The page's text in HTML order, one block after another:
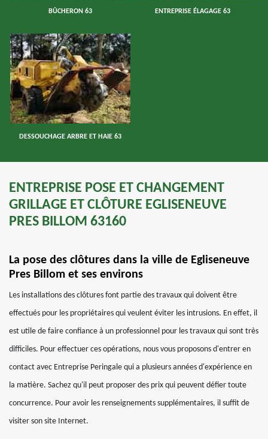
BÛCHERON 63 ENTREPRISE ÉLAGAGE 63
DESSOUCHAGE ARBRE ET HAIE 63
ENTREPRISE POSE ET CHANGEMENT
GRILLAGE ET CLÔTURE EGLISENEUVE
PRES BILLOM 63160
La pose des clôtures dans la ville de Egliseneuve
Pres Billom et ses environs
Les installations des clôtures font partie des travaux qui doivent être
effectués pour les propriétaires qui veulent éviter les intrusions. En effet, il
est utile de faire confiance à un professionnel pour les travaux qui sont très
difficiles. Pour effectuer ces opérations, nous vous proposons d'entrer en
contact avec Entreprise Peringale qui a plusieurs années d'expérience en
la matière. Sachez qu'il peut proposer des prix qui peuvent défier toute
concurrence. Pour avoir les renseignements supplémentaires, il suffit de
visiter son site Internet.